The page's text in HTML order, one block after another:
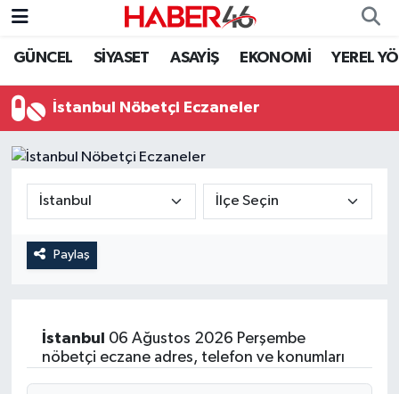
GÜNCEL SİYASET ASAYİŞ EKONOMİ YEREL
İstanbul Nöbetçi Eczaneler
Paylaş
İstanbul
06 Ağustos 2026 Perşembe
nöbetçi eczane adres, telefon ve konumları
GÜNCEL
SİYASET
EKONOMİ
SPOR
YAŞAM
SAĞLIK
EĞİTİM
Nöbetçi Eczaneler
Hava Durumu
Kahramanmaraş Namaz Vakitleri
Trafik Durumu
Süper Lig Puan Durumu ve Fikstür
Son Dakika Haberleri
Haber Arşivi